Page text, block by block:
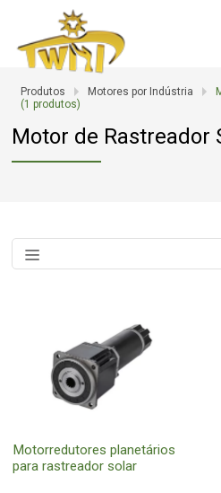
Produtos Motores por Indústria
(1 produtos)
Motor de Rastreador
Motorredutores planetários
para rastreador solar